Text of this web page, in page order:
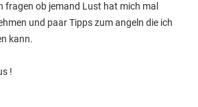
fragen ob jemand Lust hat mich mal
und paar Tipps zum angeln die ich
kann.
!